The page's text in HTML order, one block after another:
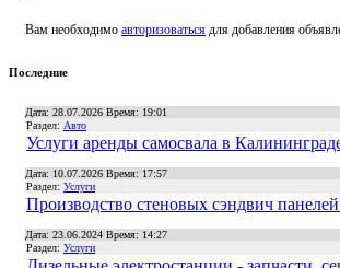
Вам необходимо авторизоваться для добавления
Последние
Дата: 28.07.2026 Время: 19:01
Раздел: Авто
Услуги аренды самосвала в
Дата: 10.07.2026 Время: 17:57
Раздел: Услуги
Производство стеновых сэндвич
Дата: 23.06.2024 Время: 14:27
Раздел: Услуги